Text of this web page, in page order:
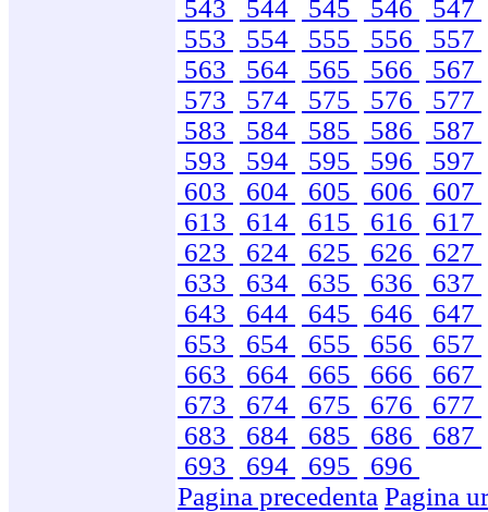
543
544 545 546
547
553
554 555 556
557
563
564 565 566
567
573
574 575 576
577
583
584 585 586
587
593
594 595 596
597
603
604 605 606
607
613
614 615 616
617
623
624 625 626
627
633
634 635 636
637
643
644 645 646
647
653
654 655 656
657
663
664 665 666
667
673
674 675 676
677
683
684 685 686
687
693
694 695
696
Pagina precedenta Pagina